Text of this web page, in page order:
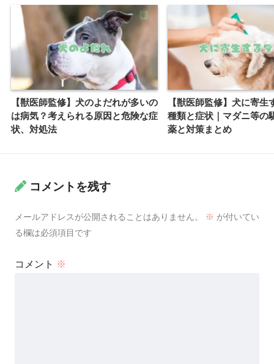
【獣医師監修】犬のよだれが多いの
は病気？考えられる原因と危険な症
状、対処法
【獣医師監修】犬に寄生
種類と症状｜マダニ等の
薬と対策まとめ
コメントを残す
メールアドレスが公開されることはありません。 ※ が付いてい
る欄は必須項目です
コメント ※